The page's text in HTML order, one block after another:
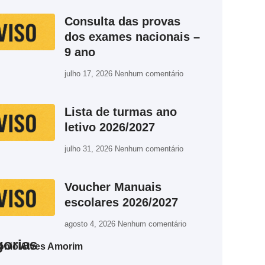
Consulta das provas
dos exames nacionais –
9 ano
julho 17, 2026 Nenhum comentário
Lista de turmas ano
letivo 2026/2027
julho 31, 2026 Nenhum comentário
Voucher Manuais
escolares 2026/2027
agosto 4, 2026 Nenhum comentário
Alves Amorim